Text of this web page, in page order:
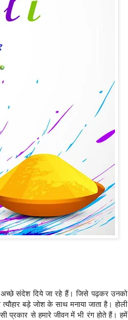
संदेश दिये जा रहे हैं। जिसे पढ़कर उनको
बड़े जोश के साथ मनाया जाता है। होली
प्रकार से हमारे जीवन में भी रंग होते हैं। हमें